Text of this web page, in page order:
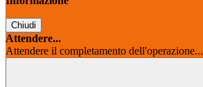
Chiudi
Attendere...
Attendere il completamento dell'operazione...